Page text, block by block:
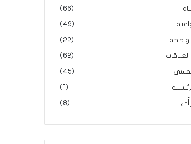
(66)
(49)
و صحة (22)
(62)
(45)
(1)
(8)